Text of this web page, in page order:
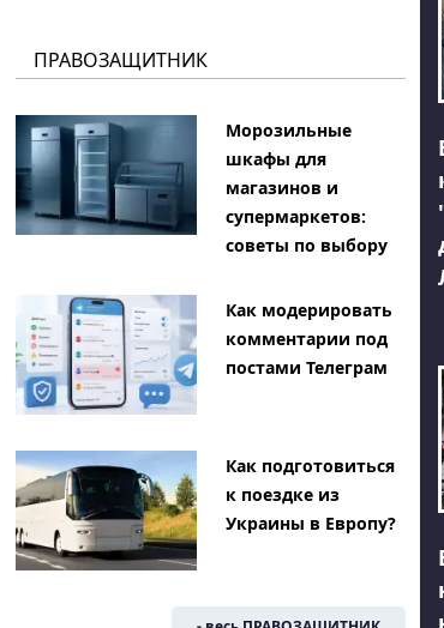
ПРАВОЗАЩИТНИК
Морозильные
шкафы для
магазинов и
супермаркетов:
советы по выбору
Как модерировать
комментарии под
постами Телеграм
Как подготовиться
к поездке из
Украины в Европу?